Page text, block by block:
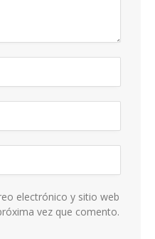
electrónico y sitio web
vez que comento.